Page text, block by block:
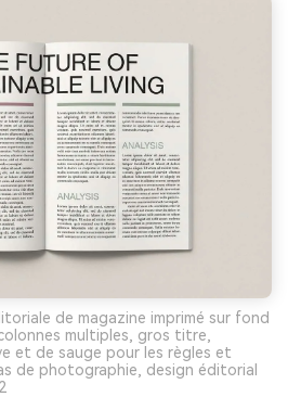
de magazine imprimé sur fond
multiples, gros titre,
et de sauge pour les règles et
de photographie, design éditorial